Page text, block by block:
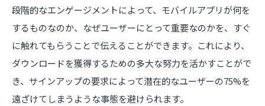
段階的なエンゲージメントによって、モバイルアプリが何を
するものなのか、なぜユーザーにとって重要なのかを、すぐ
に触れてもらうことで伝えることができます。これにより、
ダウンロードを獲得するための多大な努力を活かすことがで
き、サインアップの要求によって潜在的なユーザーの75%を
遠ざけてしまうような事態を避けられます。